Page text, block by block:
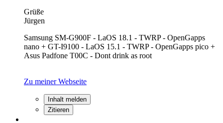
Grüße
Jürgen
Samsung SM-G900F - LaOS 18.1 - TWRP - OpenGapps
nano + GT-I9100 - LaOS 15.1 - TWRP - OpenGapps pico +
Asus Padfone T00C - Dont drink as root
Zu meiner Webseite
Inhalt melden
Zitieren